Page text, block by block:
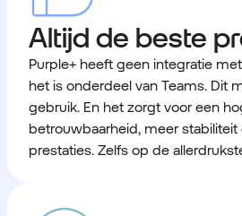
Altijd de beste
Purple+ heeft geen integratie
het is onderdeel van Teams. Dit
gebruik. En het zorgt voor een
betrouwbaarheid, meer
prestaties. Zelfs op de